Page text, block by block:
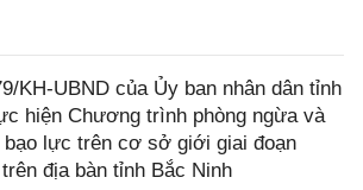
KH-UBND của Ủy ban nhân dân tỉnh
hiện Chương trình phòng ngừa và
lực trên cơ sở giới giai đoạn
địa bàn tỉnh Bắc Ninh